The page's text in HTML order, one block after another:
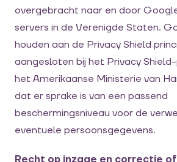
overgebracht naar en door
servers in de Verenigde Staten.
houden aan de Privacy Shield
aangesloten bij het Privacy
het Amerikaanse Ministerie van
dat er sprake is van een passend
beschermingsniveau voor de
eventuele persoonsgegevens.
Recht op inzage en correctie